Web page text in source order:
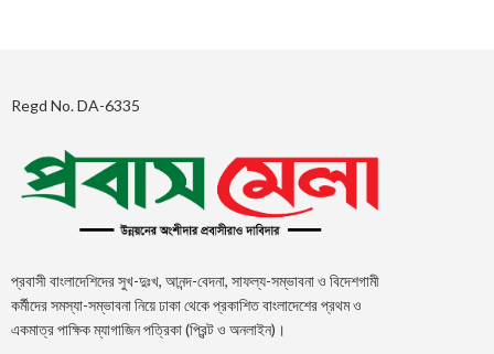
Regd No. DA-6335
প্রবাসী বাংলাদেশিদের সুখ-দুঃখ, আনন্দ-বেদনা, সাফল্য-সম্ভাবনা ও বিদেশগামী
কর্মীদের সমস্যা-সম্ভাবনা নিয়ে ঢাকা থেকে প্রকাশিত বাংলাদেশের প্রথম ও
একমাত্র পাক্ষিক ম্যাগাজিন পত্রিকা (প্রিন্ট ও অনলাইন)।